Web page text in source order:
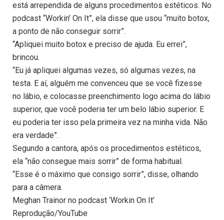
está arrependida de alguns procedimentos estéticos. No
podcast “Workin’ On It”, ela disse que usou “muito botox,
a ponto de não conseguir sorrir”.
“Apliquei muito botox e preciso de ajuda. Eu errei”,
brincou.
“Eu já apliquei algumas vezes, só algumas vezes, na
testa. E aí, alguém me convenceu que se você fizesse
no lábio, e colocasse preenchimento logo acima do lábio
superior, que você poderia ter um belo lábio superior. E
eu poderia ter isso pela primeira vez na minha vida. Não
era verdade”.
Segundo a cantora, após os procedimentos estéticos,
ela “não consegue mais sorrir” de forma habitual.
“Esse é o máximo que consigo sorrir”, disse, olhando
para a câmera.
Meghan Trainor no podcast ‘Workin On It’
Reprodução/YouTube